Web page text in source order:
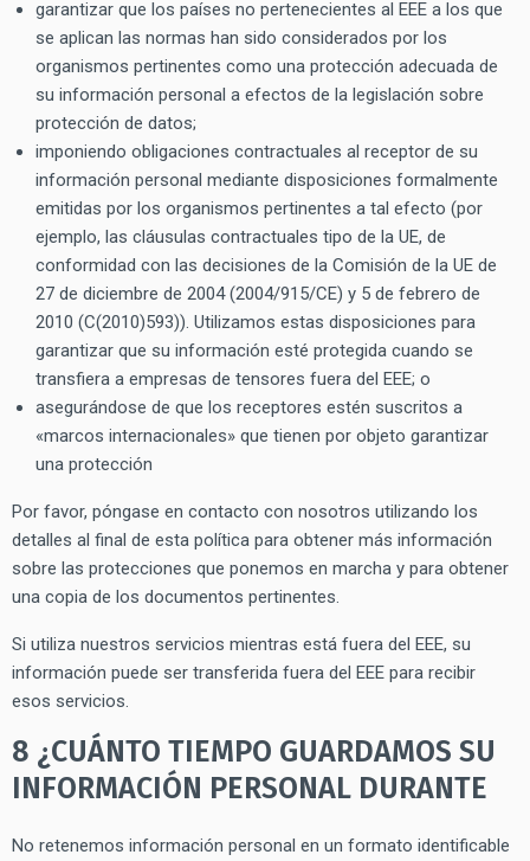
garantizar que los países no pertenecientes al EEE a los que
se aplican las normas han sido considerados por los
organismos pertinentes como una protección adecuada de
su información personal a efectos de la legislación sobre
protección de datos;
imponiendo obligaciones contractuales al receptor de su
información personal mediante disposiciones formalmente
emitidas por los organismos pertinentes a tal efecto (por
ejemplo, las cláusulas contractuales tipo de la UE, de
conformidad con las decisiones de la Comisión de la UE de
27 de diciembre de 2004 (2004/915/CE) y 5 de febrero de
2010 (C(2010)593)). Utilizamos estas disposiciones para
garantizar que su información esté protegida cuando se
transfiera a empresas de tensores fuera del EEE; o
asegurándose de que los receptores estén suscritos a
«marcos internacionales» que tienen por objeto garantizar
una protección
Por favor, póngase en contacto con nosotros utilizando los
detalles al final de esta política para obtener más información
sobre las protecciones que ponemos en marcha y para obtener
una copia de los documentos pertinentes.
Si utiliza nuestros servicios mientras está fuera del EEE, su
información puede ser transferida fuera del EEE para recibir
esos servicios.
8 ¿CUÁNTO TIEMPO GUARDAMOS SU
INFORMACIÓN PERSONAL DURANTE
No retenemos información personal en un formato identificable